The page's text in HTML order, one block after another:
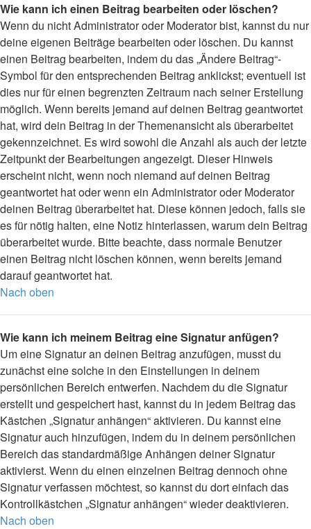
Wie kann ich einen Beitrag bearbeiten oder löschen?
Wenn du nicht Administrator oder Moderator bist, kannst du nur
deine eigenen Beiträge bearbeiten oder löschen. Du kannst
einen Beitrag bearbeiten, indem du das „Ändere Beitrag“-
Symbol für den entsprechenden Beitrag anklickst; eventuell ist
dies nur für einen begrenzten Zeitraum nach seiner Erstellung
möglich. Wenn bereits jemand auf deinen Beitrag geantwortet
hat, wird dein Beitrag in der Themenansicht als überarbeitet
gekennzeichnet. Es wird sowohl die Anzahl als auch der letzte
Zeitpunkt der Bearbeitungen angezeigt. Dieser Hinweis
erscheint nicht, wenn noch niemand auf deinen Beitrag
geantwortet hat oder wenn ein Administrator oder Moderator
deinen Beitrag überarbeitet hat. Diese können jedoch, falls sie
es für nötig halten, eine Notiz hinterlassen, warum dein Beitrag
überarbeitet wurde. Bitte beachte, dass normale Benutzer
einen Beitrag nicht löschen können, wenn bereits jemand
darauf geantwortet hat.
Nach oben
Wie kann ich meinem Beitrag eine Signatur anfügen?
Um eine Signatur an deinen Beitrag anzufügen, musst du
zunächst eine solche in den Einstellungen in deinem
persönlichen Bereich entwerfen. Nachdem du die Signatur
erstellt und gespeichert hast, kannst du in jedem Beitrag das
Kästchen „Signatur anhängen“ aktivieren. Du kannst eine
Signatur auch hinzufügen, indem du in deinem persönlichen
Bereich das standardmäßige Anhängen deiner Signatur
aktivierst. Wenn du einen einzelnen Beitrag dennoch ohne
Signatur verfassen möchtest, so kannst du dort einfach das
Kontrollkästchen „Signatur anhängen“ wieder deaktivieren.
Nach oben